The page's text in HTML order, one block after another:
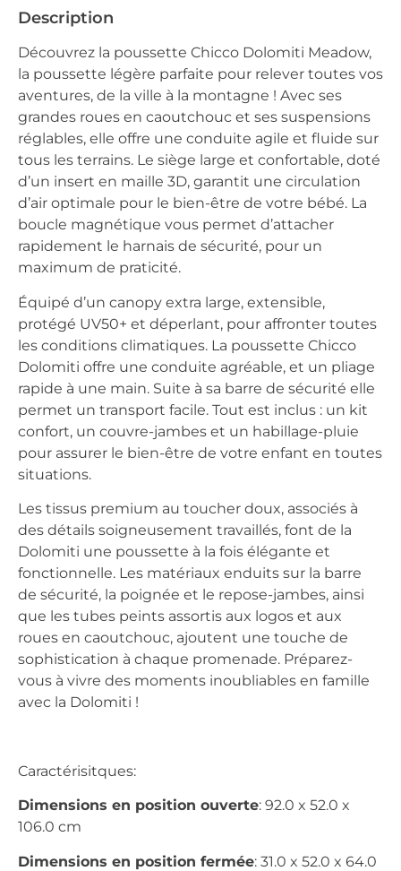
Description
Découvrez la poussette Chicco Dolomiti Meadow,
la poussette légère parfaite pour relever toutes vos
aventures, de la ville à la montagne ! Avec ses
grandes roues en caoutchouc et ses suspensions
réglables, elle offre une conduite agile et fluide sur
tous les terrains. Le siège large et confortable, doté
d’un insert en maille 3D, garantit une circulation
d’air optimale pour le bien-être de votre bébé. La
boucle magnétique vous permet d’attacher
rapidement le harnais de sécurité, pour un
maximum de praticité.
Équipé d’un canopy extra large, extensible,
protégé UV50+ et déperlant, pour affronter toutes
les conditions climatiques. La poussette Chicco
Dolomiti offre une conduite agréable, et un pliage
rapide à une main. Suite à sa barre de sécurité elle
permet un transport facile. Tout est inclus : un kit
confort, un couvre-jambes et un habillage-pluie
pour assurer le bien-être de votre enfant en toutes
situations.
Les tissus premium au toucher doux, associés à
des détails soigneusement travaillés, font de la
Dolomiti une poussette à la fois élégante et
fonctionnelle. Les matériaux enduits sur la barre
de sécurité, la poignée et le repose-jambes, ainsi
que les tubes peints assortis aux logos et aux
roues en caoutchouc, ajoutent une touche de
sophistication à chaque promenade. Préparez-
vous à vivre des moments inoubliables en famille
avec la Dolomiti !
Caractérisitques:
Dimensions en position ouverte: 92.0 x 52.0 x
106.0 cm
Dimensions en position fermée: 31.0 x 52.0 x 64.0